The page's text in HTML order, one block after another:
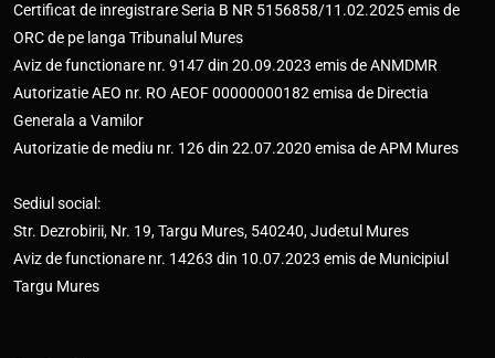
Certificat de inregistrare Seria B NR 5156858/11.02.2025 emis de
ORC de pe langa Tribunalul Mures
Aviz de functionare nr. 9147 din 20.09.2023 emis de ANMDMR
Autorizatie AEO nr. RO AEOF 00000000182 emisa de Directia
Generala a Vamilor
Autorizatie de mediu nr. 126 din 22.07.2020 emisa de APM Mures
Sediul social:
Str. Dezrobirii, Nr. 19, Targu Mures, 540240, Judetul Mures
Aviz de functionare nr. 14263 din 10.07.2023 emis de Municipiul
Targu Mures